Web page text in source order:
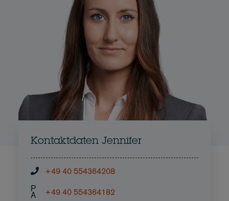
Kontaktdaten Jennifer
+49 40 554364208
P
A +49 40 554364182